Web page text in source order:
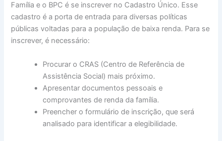
Família e o BPC é se inscrever no Cadastro Único. Esse
cadastro é a porta de entrada para diversas políticas
públicas voltadas para a população de baixa renda. Para se
inscrever, é necessário:
Procurar o CRAS (Centro de Referência de
Assistência Social) mais próximo.
Apresentar documentos pessoais e
comprovantes de renda da família.
Preencher o formulário de inscrição, que será
analisado para identificar a elegibilidade.